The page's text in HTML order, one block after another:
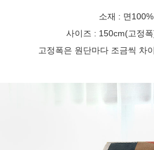
소재 : 면
사이즈 : 150cm(고정
고정폭은 원단마다 조금씩 차